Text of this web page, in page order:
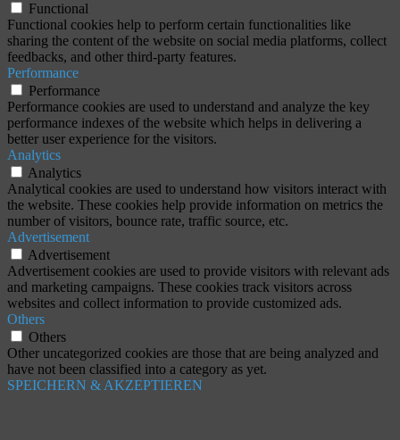
Functional
Functional cookies help to perform certain functionalities like
sharing the content of the website on social media platforms, collect
feedbacks, and other third-party features.
Performance
Performance
Performance cookies are used to understand and analyze the key
performance indexes of the website which helps in delivering a
better user experience for the visitors.
Analytics
Analytics
Analytical cookies are used to understand how visitors interact with
the website. These cookies help provide information on metrics the
number of visitors, bounce rate, traffic source, etc.
Advertisement
Advertisement
Advertisement cookies are used to provide visitors with relevant ads
and marketing campaigns. These cookies track visitors across
websites and collect information to provide customized ads.
Others
Others
Other uncategorized cookies are those that are being analyzed and
have not been classified into a category as yet.
SPEICHERN & AKZEPTIEREN